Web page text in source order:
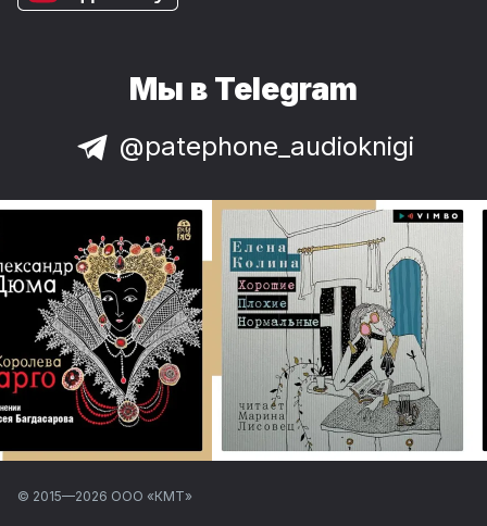
Мы в Telegram
@patephone_audioknigi
© 2015—2026 ООО «КМТ»